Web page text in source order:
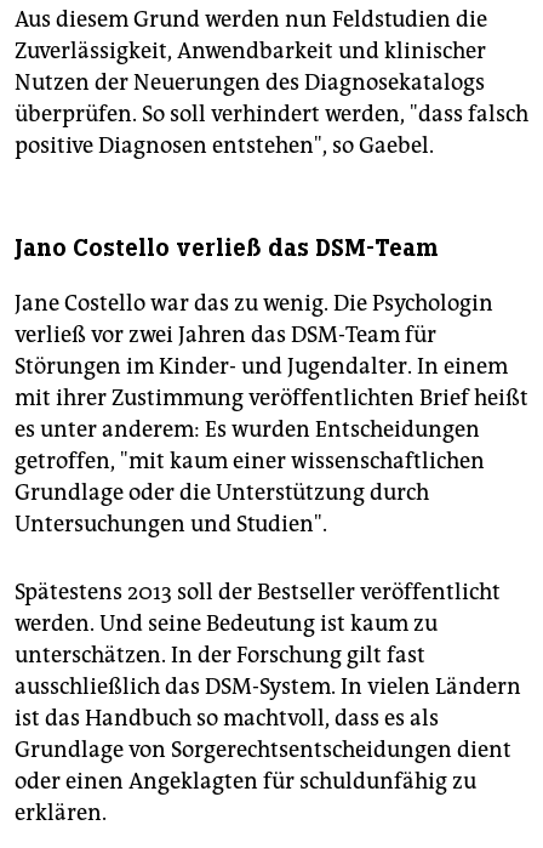
Aus diesem Grund werden nun Feldstudien die
Zuverlässigkeit, Anwendbarkeit und klinischer
Nutzen der Neuerungen des Diagnosekatalogs
überprüfen. So soll verhindert werden, "dass falsch
positive Diagnosen entstehen", so Gaebel.
Jano Costello verließ das DSM-Team
Jane Costello war das zu wenig. Die Psychologin
verließ vor zwei Jahren das DSM-Team für
Störungen im Kinder- und Jugendalter. In einem
mit ihrer Zustimmung veröffentlichten Brief heißt
es unter anderem: Es wurden Entscheidungen
getroffen, "mit kaum einer wissenschaftlichen
Grundlage oder die Unterstützung durch
Untersuchungen und Studien".
Spätestens 2013 soll der Bestseller veröffentlicht
werden. Und seine Bedeutung ist kaum zu
unterschätzen. In der Forschung gilt fast
ausschließlich das DSM-System. In vielen Ländern
ist das Handbuch so machtvoll, dass es als
Grundlage von Sorgerechtsentscheidungen dient
oder einen Angeklagten für schuldunfähig zu
erklären.